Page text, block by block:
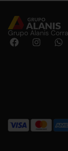
Grupo Alanis